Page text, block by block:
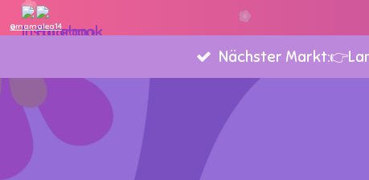
@mamalea14
Zum
springen
Nächster